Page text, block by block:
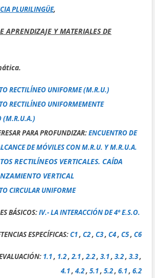
PLURILINGÜE,
APRENDIZAJE Y MATERIALES DE
RECTILÍNEO UNIFORME (M.R.U.)
RECTILÍNEO UNIFORMEMENTE
(M.R.U.A.)
PARA PROFUNDIZAR:ENCUENTRO DE
DE MÓVILES CON M.R.U. Y M.R.U.A.
RECTILÍNEOS VERTICALES. CAÍDA
VERTICAL
CIRCULAR UNIFORME
BÁSICOS:IV.- LA INTERACCIÓN DE 4º E.S.O.
ESPECÍFICAS:C1, C2, C3, C4, C5, C6
1.1, 1.2,2.1,2.2, 3.1, 3.2, 3.3,
4.1, 4.2, 5.1, 5.2, 6.1, 6.2